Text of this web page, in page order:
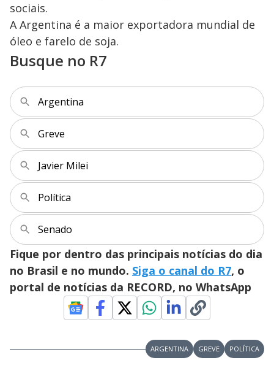
sociais.
A Argentina é a maior exportadora mundial de
óleo e farelo de soja.
Busque no R7
Argentina
Greve
Javier Milei
Política
Senado
Fique por dentro das principais notícias do dia
no Brasil e no mundo. Siga o canal do R7, o
portal de notícias da RECORD, no WhatsApp
ARGENTINA GREVE POLÍTICA